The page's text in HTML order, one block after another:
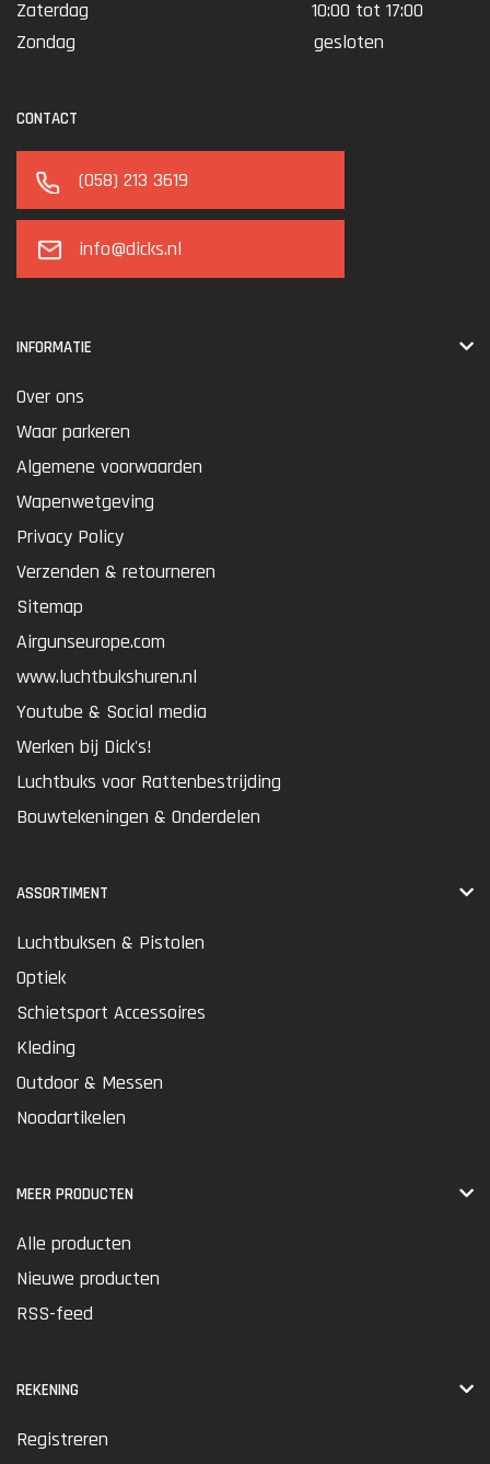
Zaterdag
10:00 tot 17:00
Zondag
gesloten
CONTACT
(058) 213 3619
info@dicks.nl
INFORMATIE
Over ons
Waar parkeren
Algemene voorwaarden
Wapenwetgeving
Privacy Policy
Verzenden & retourneren
Sitemap
Airgunseurope.com
www.luchtbukshuren.nl
Youtube & Social media
Werken bij Dick's!
Luchtbuks voor Rattenbestrijding
Bouwtekeningen & Onderdelen
ASSORTIMENT
Luchtbuksen & Pistolen
Optiek
Schietsport Accessoires
Kleding
Outdoor & Messen
Noodartikelen
MEER PRODUCTEN
Alle producten
Nieuwe producten
RSS-feed
REKENING
Registreren